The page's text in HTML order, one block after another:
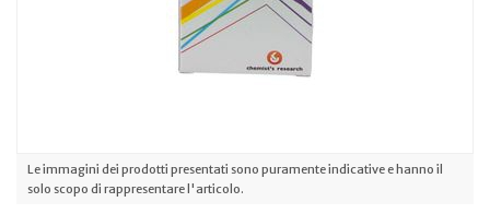
Le immagini dei prodotti presentati sono puramente indicative e hanno il
solo scopo di rappresentare l'articolo.